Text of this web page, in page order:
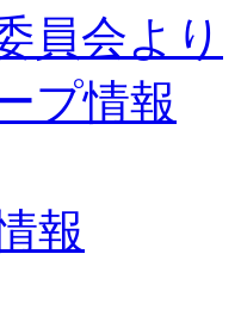
員会より
プ情報
報